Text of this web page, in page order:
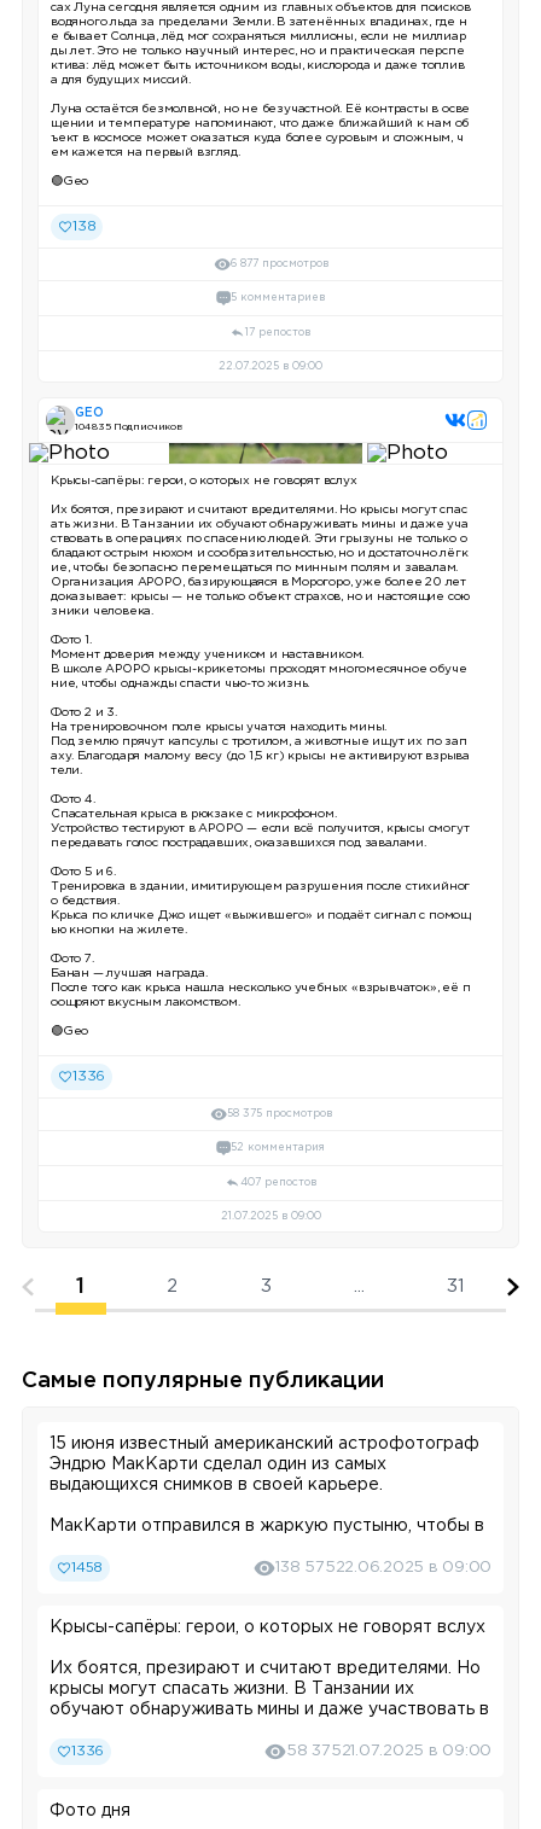
сах Луна сегодня является одним из главных объектов для поисков
водяного льда за пределами Земли. В затенённых впадинах, где н
е бывает Солнца, лёд мог сохраняться миллионы, если не миллиар
ды лет. Это не только научный интерес, но и практическая перспе
ктива: лёд может быть источником воды, кислорода и даже топлив
а для будущих миссий.
Луна остаётся безмолвной, но не безучастной. Её контрасты в осве
щении и температуре напоминают, что даже ближайший к нам об
ъект в космосе может оказаться куда более суровым и сложным, ч
ем кажется на первый взгляд.
🟢Geo
138
6 877 просмотров
5 комментариев
17 репостов
22.07.2025 в 09:00
GEO
104 835 Подписчиков
Крысы-сапёры: герои, о которых не говорят вслух
Их боятся, презирают и считают вредителями. Но крысы могут спас
ать жизни. В Танзании их обучают обнаруживать мины и даже уча
ствовать в операциях по спасению людей. Эти грызуны не только о
бладают острым нюхом и сообразительностью, но и достаточно лёгк
ие, чтобы безопасно перемещаться по минным полям и завалам.
Организация APOPO, базирующаяся в Морогоро, уже более 20 лет
доказывает: крысы — не только объект страхов, но и настоящие сою
зники человека.
Фото 1.
Момент доверия между учеником и наставником.
В школе APOPO крысы-крикетомы проходят многомесячное обуче
ние, чтобы однажды спасти чью-то жизнь.
Фото 2 и 3.
На тренировочном поле крысы учатся находить мины.
Под землю прячут капсулы с тротилом, а животные ищут их по зап
аху. Благодаря малому весу (до 1,5 кг) крысы не активируют взрыва
тели.
Фото 4.
Спасательная крыса в рюкзаке с микрофоном.
Устройство тестируют в APOPO — если всё получится, крысы смогут
передавать голос пострадавших, оказавшихся под завалами.
Фото 5 и 6.
Тренировка в здании, имитирующем разрушения после стихийног
о бедствия.
Крыса по кличке Джо ищет «выжившего» и подаёт сигнал с помощ
ью кнопки на жилете.
Фото 7.
Банан — лучшая награда.
После того как крыса нашла несколько учебных «взрывчаток», её п
оощряют вкусным лакомством.
🟢Geo
1336
58 375 просмотров
52 комментария
407 репостов
21.07.2025 в 09:00
1 2 3 31
Самые популярные публикации
15 июня известный американский астрофотограф
Эндрю МакКарти сделал один из самых
выдающихся снимков в своей карьере.
МакКарти отправился в жаркую пустыню, чтобы в
телескопа пролет Международной космической
на поверхности Солнца произошла вспышка — и
поистине уникальную и, возможно, единственную в
своем роде.
панорамную фотографию звезды, так и фрагмент
1458 138 57522.06.2025 в 09:00
Крысы-сапёры: герои, о которых не говорят вслух
Их боятся, презирают и считают вредителями. Но
крысы могут спасать жизни. В Танзании их
обучают обнаруживать мины и даже участвовать в
только обладают острым нюхом и
завалам. Организация APOPO, базирующаяся в
1336 58 37521.07.2025 в 09:00
Фото дня